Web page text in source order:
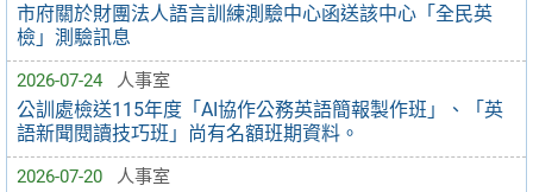
市府關於財團法人語言訓練測驗中心函送該中心「全民英
檢」測驗訊息
2026-07-24 人事室
公訓處檢送115年度「AI協作公務英語簡報製作班」、「英
語新聞閱讀技巧班」尚有名額班期資料。
2026-07-20 人事室